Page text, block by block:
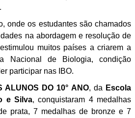
onde os estudantes são chamados
na abordagem e resolução de
muitos países a criarem a
Nacional de Biologia, condição
participar nas IBO.
ALUNOS DO 10° ANO, da Escola
e Silva, conquistaram 4 medalhas
prata, 7 medalhas de bronze e 7